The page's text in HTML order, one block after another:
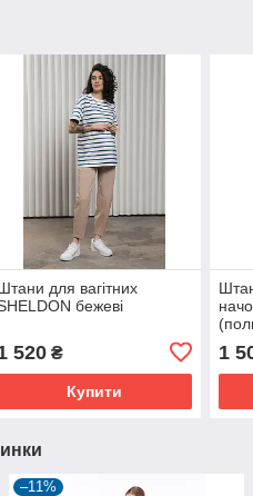
для вагітних
бежеві
520₴
Купити
1
–11%